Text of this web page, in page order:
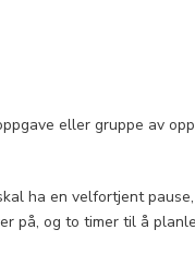
eller gruppe av
ha en velfortjent
på, og to timer til å